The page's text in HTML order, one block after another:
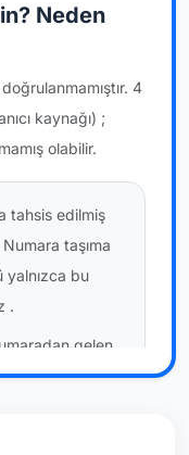
Neden
4
kaynağı) ;
olabilir.
tahsis edilmiş
taşıma
yalnızca bu
.
gelen
bu bir site